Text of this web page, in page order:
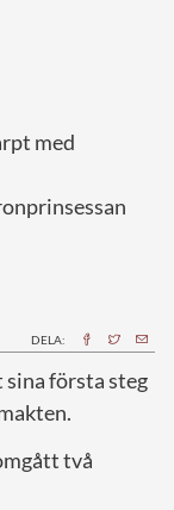
med
DELA:
första steg
två